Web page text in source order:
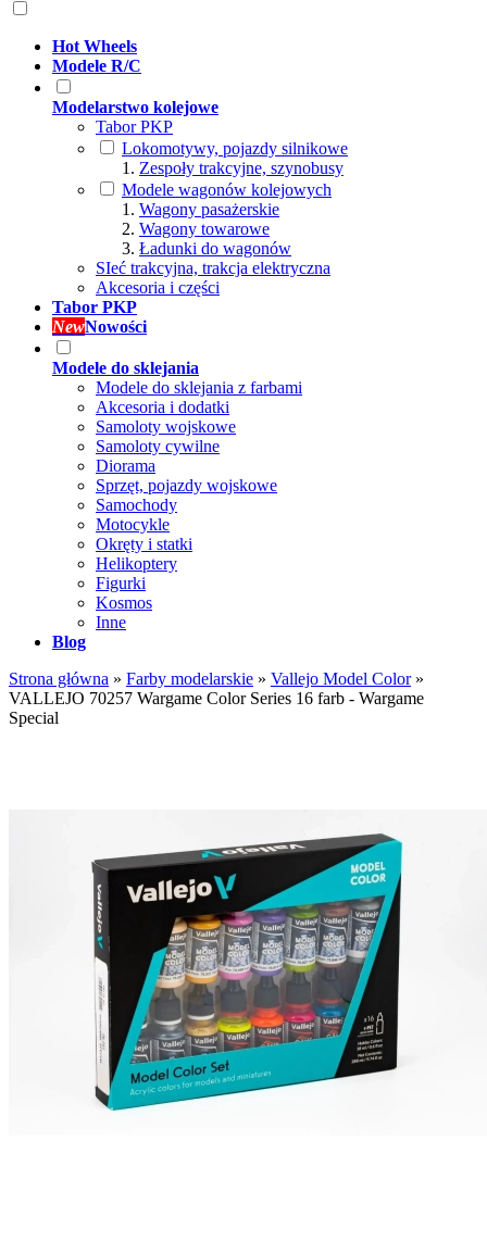
Hot Wheels
Modele R/C
Modelarstwo kolejowe
Tabor PKP
Lokomotywy, pojazdy silnikowe
Zespoły trakcyjne, szynobusy
Modele wagonów kolejowych
Wagony pasażerskie
Wagony towarowe
Ładunki do wagonów
SIeć trakcyjna, trakcja elektryczna
Akcesoria i części
Tabor PKP
NewNowości
Modele do sklejania
Modele do sklejania z farbami
Akcesoria i dodatki
Samoloty wojskowe
Samoloty cywilne
Diorama
Sprzęt, pojazdy wojskowe
Samochody
Motocykle
Okręty i statki
Helikoptery
Figurki
Kosmos
Inne
Blog
Strona główna » Farby modelarskie » Vallejo Model Color»
VALLEJO 70257 Wargame Color Series 16 farb - Wargame
Special